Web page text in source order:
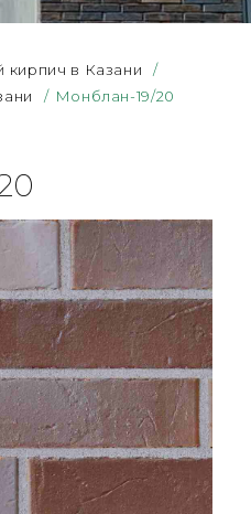
в Казани
/
/ Монблан-19/20